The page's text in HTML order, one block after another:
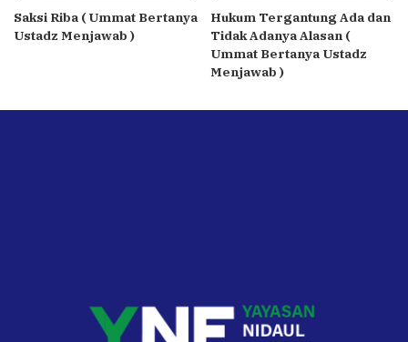
Saksi Riba ( Ummat Bertanya
Ustadz Menjawab )
Hukum Tergantung Ada dan
Tidak Adanya Alasan (
Ummat Bertanya Ustadz
Menjawab )